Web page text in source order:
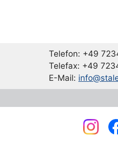
Telefon: +49
Telefax: +49
E-Mail: